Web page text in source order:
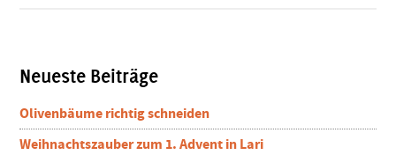
Steak
Seitenspalte
Neueste Beiträge
Olivenbäume richtig schneiden
Weihnachtszauber zum 1. Advent in Lari